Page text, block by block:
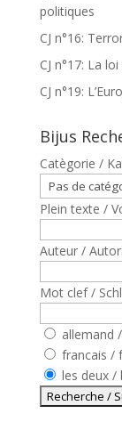
politiques
CJ n°16:
CJ n°17: La
CJ n°19:
Bijus
Catègorie /
Plein texte /
Auteur / Autor:
Mot clef /
allemand
francais /
les deux /